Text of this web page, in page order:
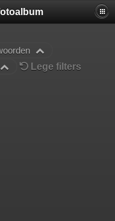
Lege filters